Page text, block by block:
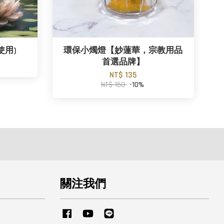
用)
環保小燭燈【妙蓮華，宗教用品
首選品牌】
NT$ 135
NT$ 150 -10%
關注我們
Facebook YouTube